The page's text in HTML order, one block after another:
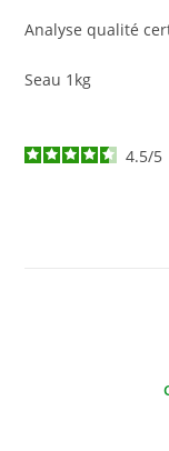
Analyse qualité
Seau 1kg
4.5/5